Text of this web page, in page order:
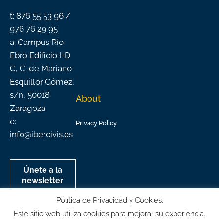
t: 876 55 53 96 /
976 76 29 95
a: Campus Río
Ebro Edificio I+D
C, C. de Mariano
Esquillor Gómez,
s/n, 50018
Zaragoza
e:
info@ibercivis.es
Únete a la
newsletter
mensual de
Ibercivis
About
Privacy Policy
Política de Privacidad y Cookies.
Este sitio web utiliza cookies para mejorar su experiencia.